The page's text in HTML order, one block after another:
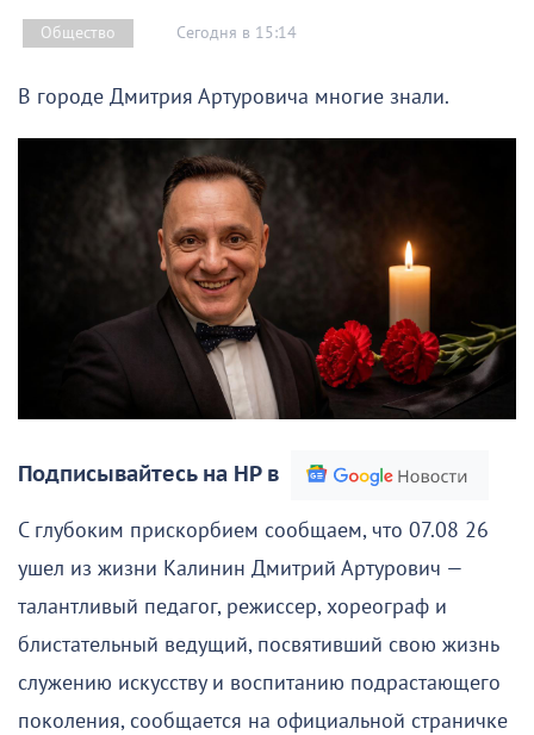
Общество Сегодня в 15:14
В городе Дмитрия Артуровича многие знали.
Подписывайтесь на НР в
С глубоким прискорбием сообщаем, что 07.08 26
ушел из жизни Калинин Дмитрий Артурович —
талантливый педагог, режиссер, хореограф и
блистательный ведущий, посвятивший свою жизнь
служению искусству и воспитанию подрастающего
поколения, сообщается на официальной страничке